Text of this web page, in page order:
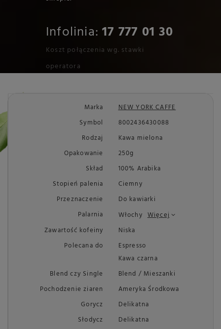
Infolinia:17 777 01 30
Koszt połączenia wg. stawki
operatora
Marka
NEW YORK CAFFE
Symbol
8002436430088
Rodzaj
Kawa mielona
Opakowanie
250g
Skład
100% Arabika
Stopień palenia
Ciemny
Przeznaczenie
Do kawiarki
Palarnia
Włochy Więcej
Zawartość kofeiny
Niska
Polecana do
Espresso
Kawa czarna
Blend czy Single
Blend / Mieszanki
Pochodzenie ziaren
Ameryka Środkowa
Gorycz
Delikatna
Słodycz
Delikatna